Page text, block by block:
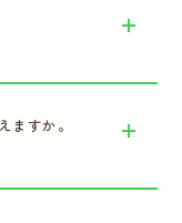
ますか。